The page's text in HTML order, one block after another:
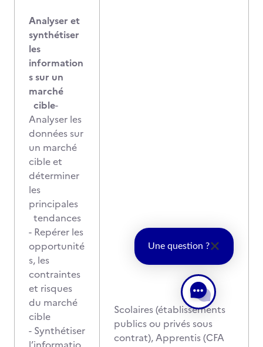
Analyser et
synthétiser
les
information
s sur un
marché
cible-
Analyser les
données sur
un marché
cible et
déterminer
les
principales
tendances
- Repérer les
opportunité
s, les
contraintes
et risques
du marché
cible
- Synthétiser
Scolaires (établissements
publics ou privés sous
contrat), Apprentis (CFA
Une question ?